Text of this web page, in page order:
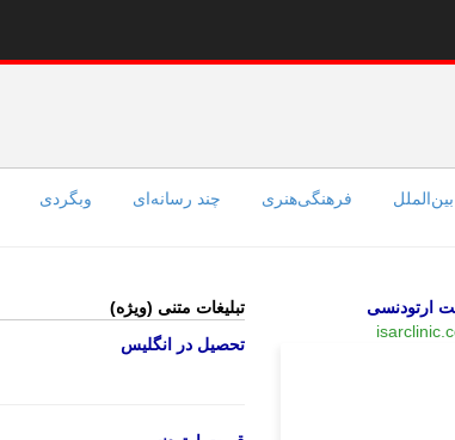
بین‌الملل فرهنگی‌هنری چند رسانه‌ای وبگردی
ارتودنسی
تبلیغات متنی (ویژه)
تحصیل در انگلیس